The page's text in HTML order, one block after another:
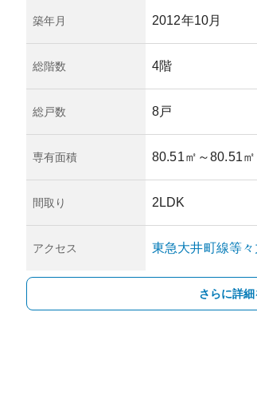
築年月 2012年10月
総階数 4階
総戸数 8戸
専有面積 80.51㎡ ～80.51㎡
間取り 2LDK
アクセス 東急大井町線等
さらに詳